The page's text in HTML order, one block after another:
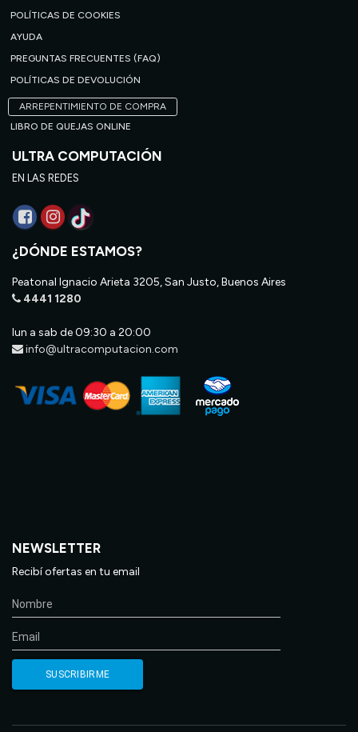
POLÍTICAS DE COOKIES
AYUDA
PREGUNTAS FRECUENTES (FAQ)
POLÍTICAS DE DEVOLUCIÓN
ARREPENTIMIENTO DE COMPRA
LIBRO DE QUEJAS ONLINE
ULTRA COMPUTACIÓN
EN LAS REDES
¿DÓNDE ESTAMOS?
Peatonal Ignacio Arieta 3205, San Justo, Buenos Aires
4441 1280
lun a sab de 09:30 a 20:00
info@ultracomputacion.com
NEWSLETTER
Recibí ofertas en tu email